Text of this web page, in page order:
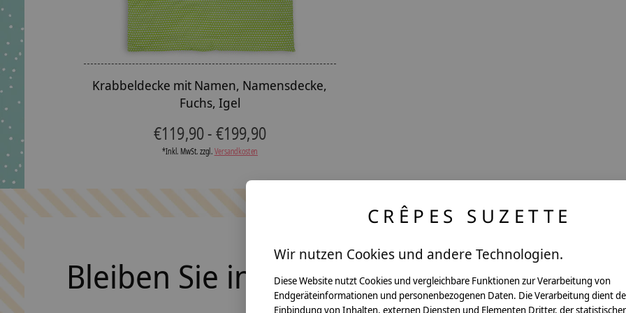
Krabbeldecke mit Namen, Namensdecke,
Fuchs, Igel
€119,90 - €199,90
*Inkl. MwSt. zzgl.Versandkosten
Bleiben Sie in Kontakt
CRÊPES SUZETTE
Wir nutzen Cookies und andere Technologien.
Diese Website nutzt Cookies und vergleichbare Funktionen zur Verarbeitung von
Endgeräteinformationen und personenbezogenen Daten. Die Verarbeitung dient
Einbindung von Inhalten, externen Diensten und Elementen Dritter, der